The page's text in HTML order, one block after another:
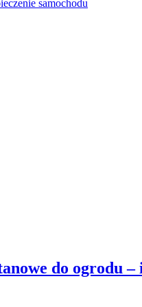
samochodu
do ogrodu